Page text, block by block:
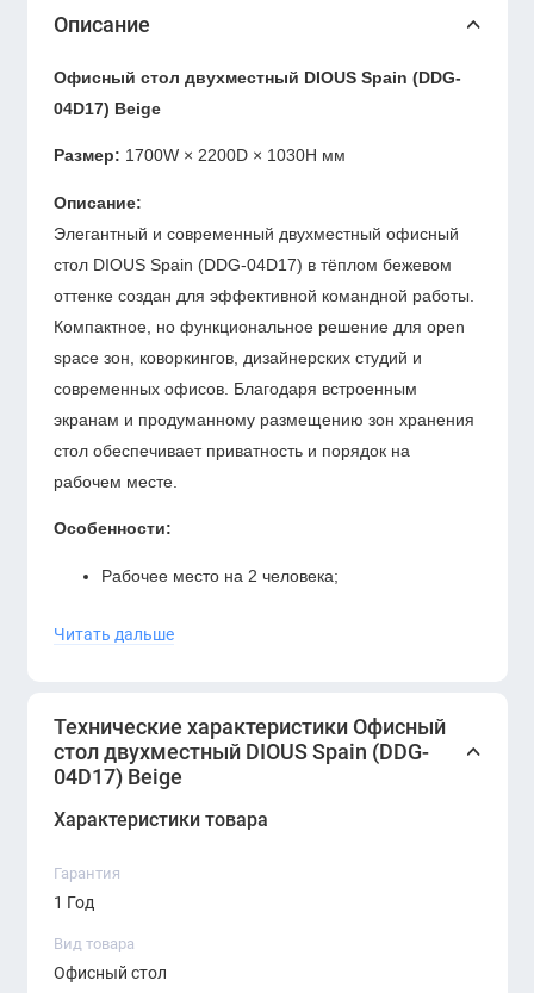
Описание
Офисный стол двухместный DIOUS Spain (DDG-
04D17) Beige
Размер: 1700W × 2200D × 1030H мм
Описание:
Элегантный и современный двухместный офисный
стол DIOUS Spain (DDG-04D17) в тёплом бежевом
оттенке создан для эффективной командной работы.
Компактное, но функциональное решение для open
space зон, коворкингов, дизайнерских студий и
современных офисов. Благодаря встроенным
экранам и продуманному размещению зон хранения
стол обеспечивает приватность и порядок на
рабочем месте.
Особенности:
Рабочее место на 2 человека;
тумбы;
Эргономичная высота и глубокая рабочая
Материалы:
Читать дальше
Технические характеристики Офисный
стол двухместный DIOUS Spain (DDG-
04D17) Beige
Характеристики товара
Гарантия
1 Год
Вид товара
Офисный стол